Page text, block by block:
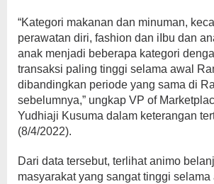
“Kategori makanan dan minuman,
perawatan diri, fashion dan iIbu dan
anak menjadi beberapa kategori
transaksi paling tinggi selama awal
dibandingkan periode yang sama di
sebelumnya,” ungkap VP of
Yudhiaji Kusuma dalam keterangan
(8/4/2022).
Dari data tersebut, terlihat animo
masyarakat yang sangat tinggi